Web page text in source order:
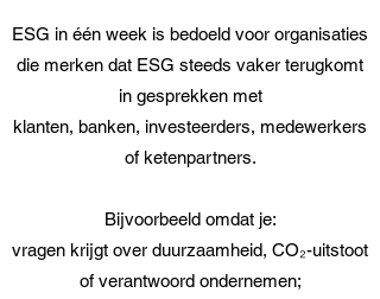
ESG in één week is bedoeld voor organisaties
die merken dat ESG steeds vaker terugkomt
in gesprekken met
klanten, banken, investeerders, medewerkers
of ketenpartners.
Bijvoorbeeld omdat je:
vragen krijgt over duurzaamheid, CO₂-uitstoot
of verantwoord ondernemen;